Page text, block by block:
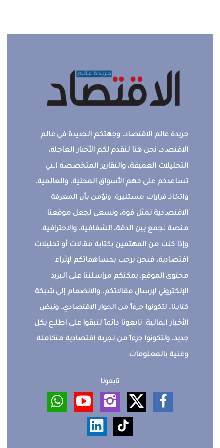
جريدة عالم الاقتصاد، وجهتكم الجديدة في عالم
الاقتصاد، نحن هنا لنقدم لكم الأخبار العاجلة،
التحليلات العميقة، والتقارير المتخصصة التي
تساعدكم على فهم الأسواق المحلية، والعالمية،
واتخاذ قرارات مستنيرة. ونؤمن بأن المعرفة
الاقتصادية تمثل قوة، ونسعى لجعل موقعنا
منصة تجمع بين الدقة، الشفافية، والاحترافية.
وإذا كنت من المهتمين بكتابة مقالات أو تحليلات
اقتصادية، فنحن نرحب بمساهماتكم لإثراء
محتوى الموقع. يمكنكم مراسلتنا على البريد
الإلكتروني لإرسال مقالاتكم، والانضمام إلى شبكة
كتابنا، لتكونوا جزءاً من الحوار الاقتصادي، ونبض
الأخبار المالية. تابعونا دائماً لتبقوا على اطلاع بكل
جديد، ولتكونوا جزءاً من تجربة اقتصادية متكاملة
وغنية بالمعلومات.
تابعونا